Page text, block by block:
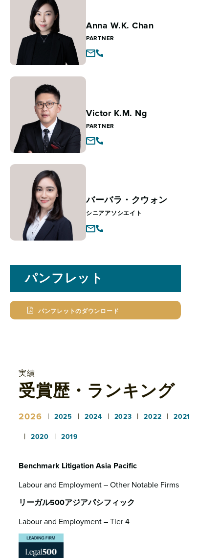
Anna W.K. Chan
PARTNER
Victor K.M. Ng
PARTNER
バーバラ・クウォン
シニアアソシエイト
パンフレット
パンフレットのダウンロード
実績
受賞歴・ランキング
2026 | 2025 | 2024 | 2023 | 2022 | 2021
| 2020 | 2019
Benchmark Litigation Asia Pacific
Labour and Employment – Other Notable Firms
リーガル500アジアパシフィック
Labour and Employment – Tier 4